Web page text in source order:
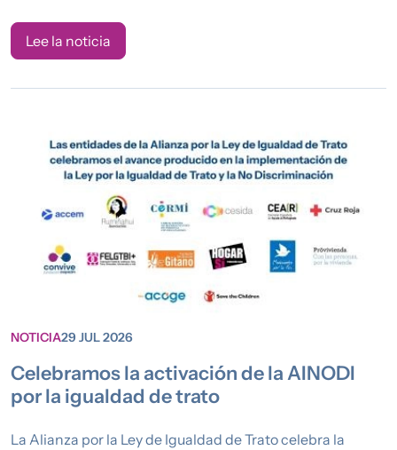
Lee la noticia
NOTICIA29 JUL 2026
Celebramos la activación de la AINODI
por la igualdad de trato
La Alianza por la Ley de Igualdad de Trato celebra la